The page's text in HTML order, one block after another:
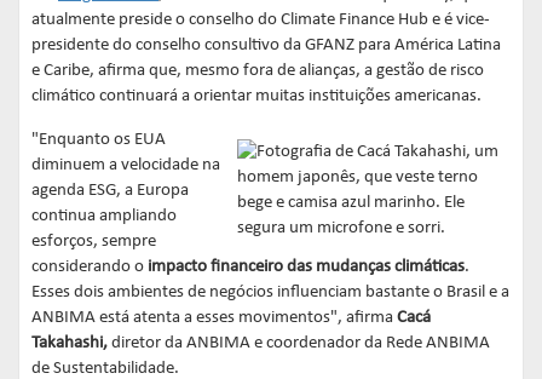
atualmente preside o conselho do Climate Finance Hub e é vice-
presidente do conselho consultivo da GFANZ para América Latina
e Caribe, afirma que, mesmo fora de alianças, a gestão de risco
climático continuará a orientar muitas instituições americanas.
"Enquanto os EUA
diminuem a velocidade na
agenda ESG, a Europa
continua ampliando
esforços, sempre
considerando o impacto financeiro das mudanças climáticas.
Esses dois ambientes de negócios influenciam bastante o Brasil e a
ANBIMA está atenta a esses movimentos", afirma Cacá
Takahashi, diretor da ANBIMA e coordenador da Rede ANBIMA
de Sustentabilidade.